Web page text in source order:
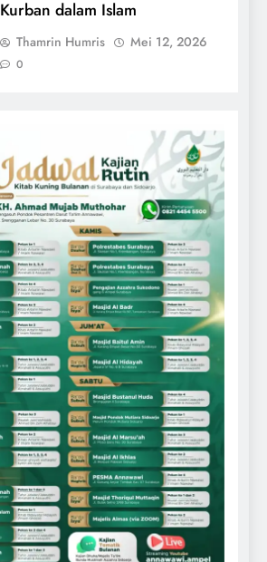
Kurban dalam Islam
Thamrin Humris Mei 12, 2026
0